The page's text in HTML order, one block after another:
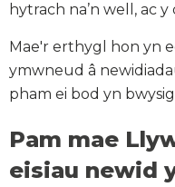
hytrach na’n well, ac y
Mae'r erthygl hon yn
ymwneud â
pham ei bod yn
Pam mae
eisiau newid